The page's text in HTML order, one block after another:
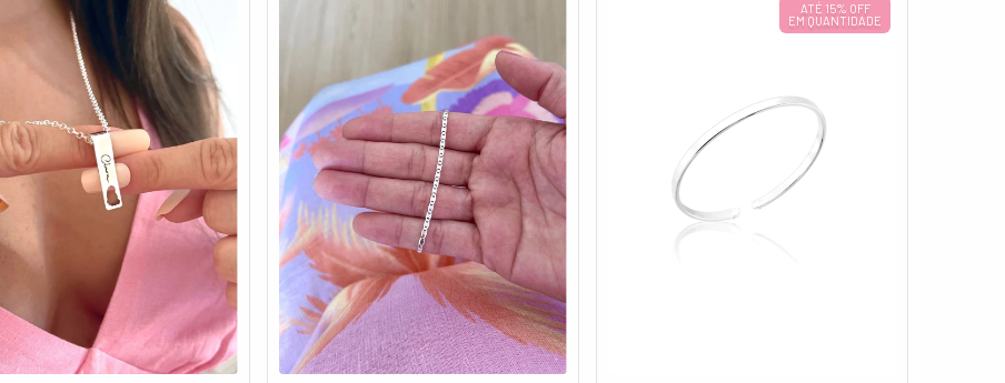
ATÉ 15% OFF
EM QUANTIDADE